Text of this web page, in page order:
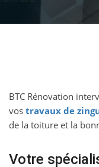
BTC Rénovation
vos travaux de
de la toiture et la
Votre